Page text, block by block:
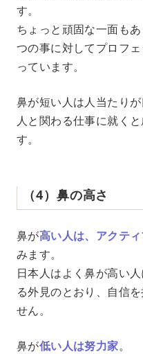
す。
ちょっと頑固な一面も
つの事に対してプロフ
っています。
鼻が短い人は人当たりが
人と関わる仕事に就く
す。
（4）鼻の高さ
鼻が高い人は、アクテ
みます。
日本人はよく鼻が高い
る外見のとおり、自信
せん。
鼻が低い人は努力家。